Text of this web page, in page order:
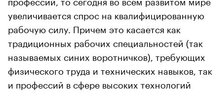
увеличивается спрос на квалифицированную
рабочую силу. Причем это касается как
традиционных рабочих специальностей (так
называемых синих воротничков), требующих
физического труда и технических навыков, так
и профессий в сфере высоких технологий